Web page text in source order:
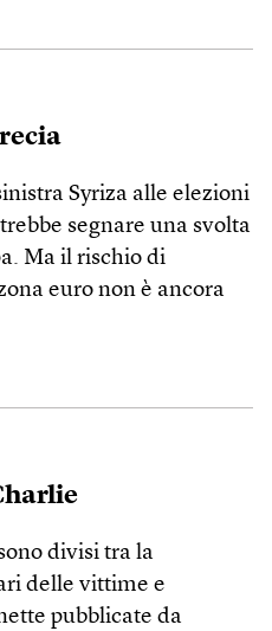
Syriza alle elezioni
segnare una svolta
Ma il rischio di
euro non è ancora
divisi tra la
delle vittime e
pubblicate da